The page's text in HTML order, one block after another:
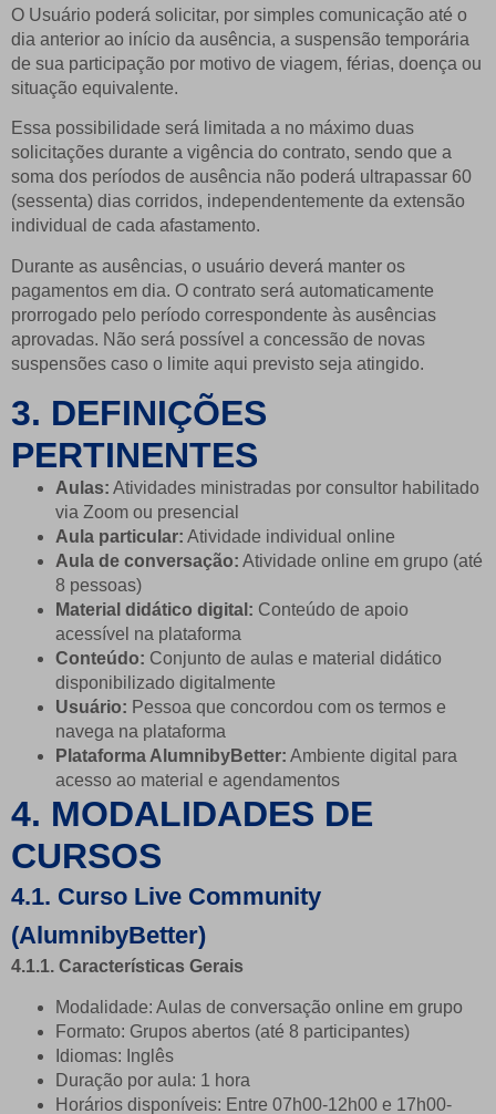
O Usuário poderá solicitar, por simples comunicação até o
dia anterior ao início da ausência, a suspensão temporária
de sua participação por motivo de viagem, férias, doença ou
situação equivalente.
Essa possibilidade será limitada a no máximo duas
solicitações durante a vigência do contrato, sendo que a
soma dos períodos de ausência não poderá ultrapassar 60
(sessenta) dias corridos, independentemente da extensão
individual de cada afastamento.
Durante as ausências, o usuário deverá manter os
pagamentos em dia. O contrato será automaticamente
prorrogado pelo período correspondente às ausências
aprovadas. Não será possível a concessão de novas
suspensões caso o limite aqui previsto seja atingido.
3. DEFINIÇÕES
PERTINENTES
Aulas: Atividades ministradas por consultor habilitado
via Zoom ou presencial
Aula particular: Atividade individual online
Aula de conversação: Atividade online em grupo (até
8 pessoas)
Material didático digital: Conteúdo de apoio
acessível na plataforma
Conteúdo: Conjunto de aulas e material didático
disponibilizado digitalmente
Usuário: Pessoa que concordou com os termos e
navega na plataforma
Plataforma AlumnibyBetter: Ambiente digital para
acesso ao material e agendamentos
4. MODALIDADES DE
CURSOS
4.1. Curso Live Community
(AlumnibyBetter)
4.1.1. Características Gerais
Modalidade: Aulas de conversação online em grupo
Formato: Grupos abertos (até 8 participantes)
Idiomas: Inglês
Duração por aula: 1 hora
Horários disponíveis: Entre 07h00-12h00 e 17h00-